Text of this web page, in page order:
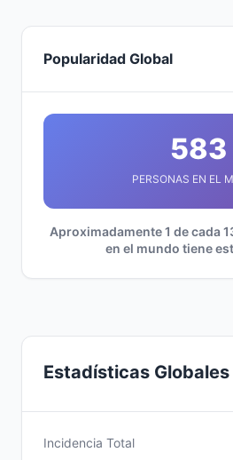
Popularidad Global
583
PERSONAS EN EL
Aproximadamente 1 de cada
en el mundo tiene
Estadísticas Globales
Incidencia Total